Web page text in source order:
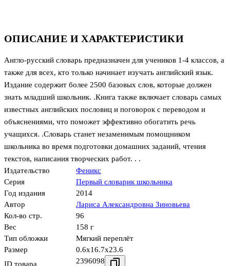
ОПИСАНИЕ И ХАРАКТЕРИСТИКИ
Англо-русский словарь предназначен для учеников 1-4 классов, а
также для всех, кто только начинает изучать английский язык.
Издание содержит более 2500 базовых слов, которые должен
знать младший школьник. .Книга также включает словарь самых
известных английских пословиц и поговорок с переводом и
объяснениями, что поможет эффективно обогатить речь
учащихся. .Словарь станет незаменимым помощником
школьника во время подготовки домашних заданий, чтения
текстов, написания творческих работ. . .
Издательство
Феникс
Серия
Первый словарик школьника
Год издания
2014
Автор
Лариса Александровна Зиновьева
Кол-во стр.
96
Вес
158 г
Тип обложки
Мягкий переплёт
Размер
0.6x16.7x23.6
ID товара
2396098